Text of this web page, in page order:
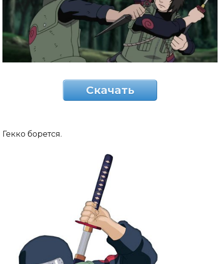
Скачать
Гекко борется.